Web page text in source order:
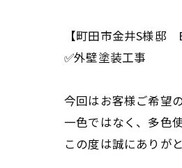
【町田市金井S様邸
✅外壁塗装工事
今回はお客様ご希望
一色ではなく、多色
この度は誠にありが